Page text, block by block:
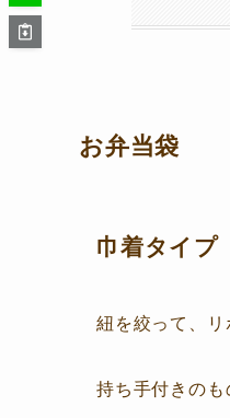
お弁当袋
巾着タイプ
紐を絞って、
持ち手付きのも